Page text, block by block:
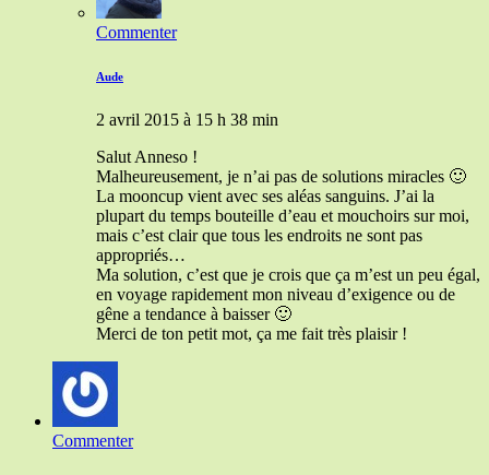
Commenter
Aude
2 avril 2015 à 15 h 38 min
Salut Anneso !
Malheureusement, je n’ai pas de solutions miracles 🙂
La mooncup vient avec ses aléas sanguins. J’ai la
plupart du temps bouteille d’eau et mouchoirs sur moi,
mais c’est clair que tous les endroits ne sont pas
appropriés…
Ma solution, c’est que je crois que ça m’est un peu égal,
en voyage rapidement mon niveau d’exigence ou de
gêne a tendance à baisser 🙂
Merci de ton petit mot, ça me fait très plaisir !
Commenter